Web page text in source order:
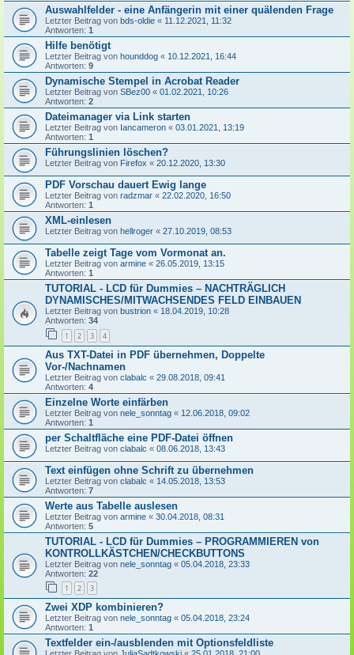
Auswahlfelder - eine Anfängerin mit einer quälenden Frage
Letzter Beitrag von bds-oldie « 11.12.2021, 11:32
Antworten: 1
Hilfe benötigt
Letzter Beitrag von hounddog « 10.12.2021, 16:44
Antworten: 9
Dynamische Stempel in Acrobat Reader
Letzter Beitrag von SBez00 « 01.02.2021, 10:26
Antworten: 2
Dateimanager via Link starten
Letzter Beitrag von Iancameron « 03.01.2021, 13:19
Antworten: 1
Führungslinien löschen?
Letzter Beitrag von Firefox « 20.12.2020, 13:30
PDF Vorschau dauert Ewig lange
Letzter Beitrag von radzmar « 22.02.2020, 16:50
Antworten: 1
XML-einlesen
Letzter Beitrag von hellroger « 27.10.2019, 08:53
Tabelle zeigt Tage vom Vormonat an.
Letzter Beitrag von armine « 26.05.2019, 13:15
Antworten: 1
TUTORIAL - LCD für Dummies – NACHTRÄGLICH
DYNAMISCHES/MITWACHSENDES FELD EINBAUEN
Letzter Beitrag von bustrion « 18.04.2019, 10:28
Antworten: 34
1 2 3 4
Aus TXT-Datei in PDF übernehmen, Doppelte
Vor-/Nachnamen
Letzter Beitrag von clabalc « 29.08.2018, 09:41
Antworten: 4
Einzelne Worte einfärben
Letzter Beitrag von nele_sonntag « 12.06.2018, 09:02
Antworten: 1
per Schaltfläche eine PDF-Datei öffnen
Letzter Beitrag von clabalc « 08.06.2018, 13:43
Text einfügen ohne Schrift zu übernehmen
Letzter Beitrag von clabalc « 14.05.2018, 13:53
Antworten: 7
Werte aus Tabelle auslesen
Letzter Beitrag von armine « 30.04.2018, 08:31
Antworten: 5
TUTORIAL - LCD für Dummies – PROGRAMMIEREN von
KONTROLLKÄSTCHEN/CHECKBUTTONS
Letzter Beitrag von nele_sonntag « 05.04.2018, 23:33
Antworten: 22
1 2 3
Zwei XDP kombinieren?
Letzter Beitrag von nele_sonntag « 05.04.2018, 23:24
Antworten: 1
Textfelder ein-/ausblenden mit Optionsfeldliste